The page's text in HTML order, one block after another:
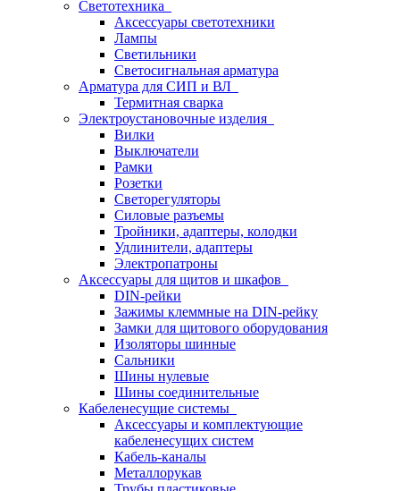
Светотехника
Аксессуары светотехники
Лампы
Светильники
Светосигнальная арматура
Арматура для СИП и ВЛ
Термитная сварка
Электроустановочные изделия
Вилки
Выключатели
Рамки
Розетки
Светорегуляторы
Силовые разъемы
Тройники, адаптеры, колодки
Удлинители, адаптеры
Электропатроны
Аксессуары для щитов и шкафов
DIN-рейки
Зажимы клеммные на DIN-рейку
Замки для щитового оборудования
Изоляторы шинные
Сальники
Шины нулевые
Шины соединительные
Кабеленесущие системы
Аксессуары и комплектующие
кабеленесущих систем
Кабель-каналы
Металлорукав